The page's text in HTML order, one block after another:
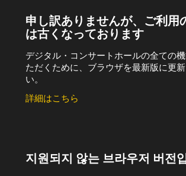
申し訳ありませんが、ご利用
は古くなっております
デジタル・コンサートホールの全ての
ただくために、ブラウザを最新版に更
い。
詳細はこちら
지원되지 않는 브라우저 버전